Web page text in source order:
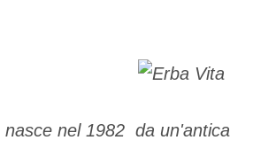
nasce nel 1982 da un'antica